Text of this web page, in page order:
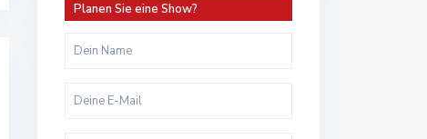
Planen Sie eine Show?